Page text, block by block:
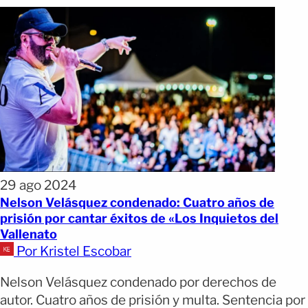
29 ago 2024
Nelson Velásquez condenado: Cuatro años de
prisión por cantar éxitos de «Los Inquietos del
Vallenato
Por Kristel Escobar
Nelson Velásquez condenado por derechos de
autor. Cuatro años de prisión y multa. Sentencia por